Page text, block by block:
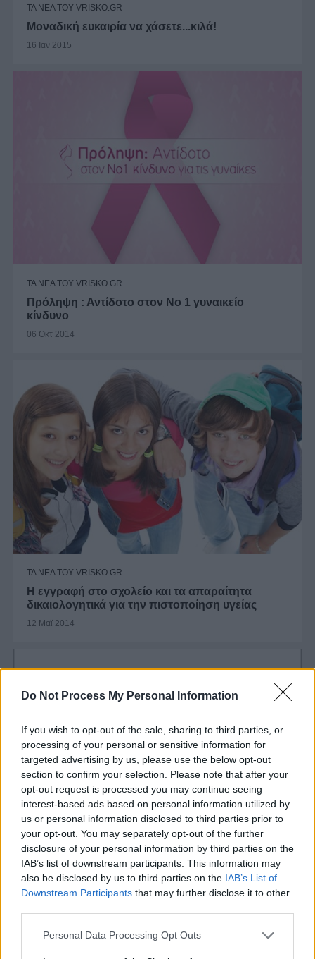
Do Not Process My Personal Information
If you wish to opt-out of the sale, sharing to third parties, or
processing of your personal or sensitive information for
targeted advertising by us, please use the below opt-out
section to confirm your selection. Please note that after your
opt-out request is processed you may continue seeing
interest-based ads based on personal information utilized by
us or personal information disclosed to third parties prior to
your opt-out. You may separately opt-out of the further
disclosure of your personal information by third parties on the
IAB’s list of downstream participants. This information may
also be disclosed by us to third parties on the IAB’s List of
Downstream Participants that may further disclose it to other
Please note that this website/app uses one or more Google
Personal Data Processing Opt Outs
ΤΑ ΝΕΑ ΤΟΥ VRISKO.GR
Μοναδική ευκαιρία να χάσετε...κιλά!
16 Ιαν 2015
ΤΑ ΝΕΑ ΤΟΥ VRISKO.GR
Πρόληψη : Αντίδοτο στον Νο 1 γυναικείο
κίνδυνο
06 Οκτ 2014
ΤΑ ΝΕΑ ΤΟΥ VRISKO.GR
Η εγγραφή στο σχολείο και τα απαραίτητα
δικαιολογητικά για την πιστοποίηση υγείας
12 Μαϊ 2014
ΤΑ ΝΕΑ ΤΟΥ VRISKO.GR
Σε πλήρη λειτουργία η νέα Μέτρηση στο
Ίντερνετ από την ΕΝΕΔ
08 Απρ 2014